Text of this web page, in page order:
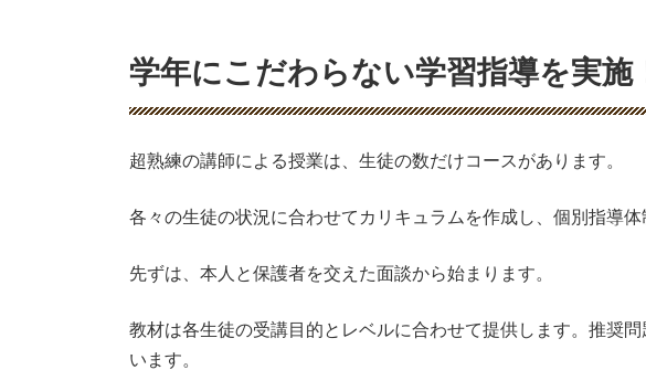
学年にこだわらない学習指導を実施
超熟練の講師による授業は、生徒の数だけコースがあります。
各々の生徒の状況に合わせてカリキュラムを作成し、個別指導体
先ずは、本人と保護者を交えた面談から始まります。
教材は各生徒の受講目的とレベルに合わせて提供します。推奨
います。